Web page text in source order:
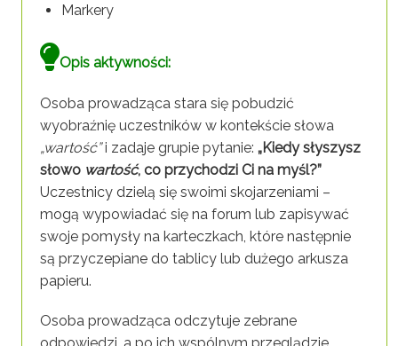
Markery
Opis aktywności:
Osoba prowadząca stara się pobudzić
wyobraźnię uczestników w kontekście słowa
„wartość”i zadaje grupie pytanie: „Kiedy słyszysz
słowo wartość, co przychodzi Ci na myśl?”
Uczestnicy dzielą się swoimi skojarzeniami –
mogą wypowiadać się na forum lub zapisywać
swoje pomysły na karteczkach, które następnie
są przyczepiane do tablicy lub dużego arkusza
papieru.
Osoba prowadząca odczytuje zebrane